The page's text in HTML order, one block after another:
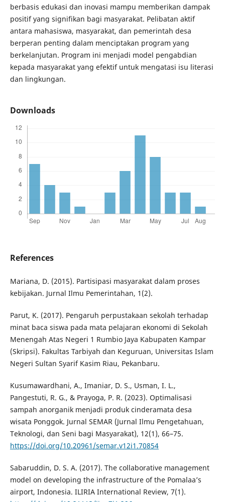
berbasis edukasi dan inovasi mampu memberikan dampak
positif yang signifikan bagi masyarakat. Pelibatan aktif
antara mahasiswa, masyarakat, dan pemerintah desa
berperan penting dalam menciptakan program yang
berkelanjutan. Program ini menjadi model pengabdian
kepada masyarakat yang efektif untuk mengatasi isu literasi
dan lingkungan.
Downloads
References
Mariana, D. (2015). Partisipasi masyarakat dalam proses
kebijakan. Jurnal Ilmu Pemerintahan, 1(2).
Parut, K. (2017). Pengaruh perpustakaan sekolah terhadap
minat baca siswa pada mata pelajaran ekonomi di Sekolah
Menengah Atas Negeri 1 Rumbio Jaya Kabupaten Kampar
(Skripsi). Fakultas Tarbiyah dan Keguruan, Universitas Islam
Negeri Sultan Syarif Kasim Riau, Pekanbaru.
Kusumawardhani, A., Imaniar, D. S., Usman, I. L.,
Pangestuti, R. G., & Prayoga, P. R. (2023). Optimalisasi
sampah anorganik menjadi produk cinderamata desa
wisata Ponggok. Jurnal SEMAR (Jurnal Ilmu Pengetahuan,
Teknologi, dan Seni bagi Masyarakat), 12(1), 66–75.
https://doi.org/10.20961/semar.v12i1.70854
Sabaruddin, D. S. A. (2017). The collaborative management
model on developing the infrastructure of the Pomalaa’s
airport, Indonesia. ILIRIA International Review, 7(1).